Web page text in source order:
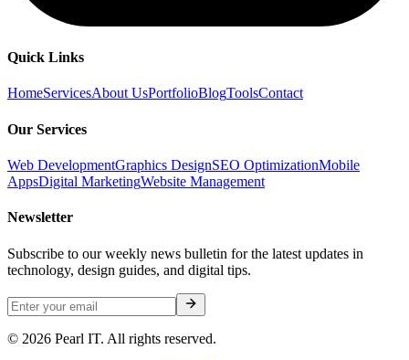
Quick Links
HomeServicesAbout UsPortfolioBlogToolsContact
Our Services
Web DevelopmentGraphics DesignSEO OptimizationMobile
AppsDigital MarketingWebsite Management
Newsletter
Subscribe to our weekly news bulletin for the latest updates in
technology, design guides, and digital tips.
© 2026 Pearl IT. All rights reserved.